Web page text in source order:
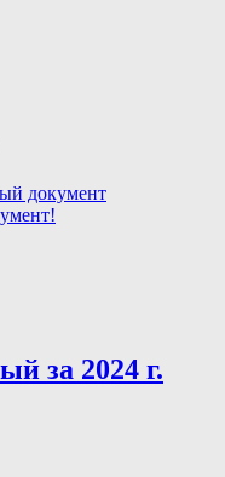
документ
за 2024 г.